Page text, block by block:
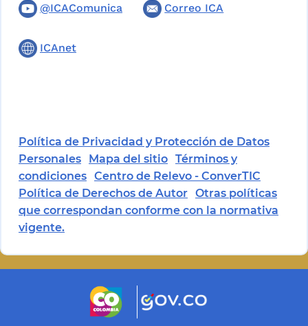
@ICAComunica Correo ICA
ICAnet
Política de Privacidad y Protección de Datos
Personales
Mapa del sitio Términos y
condiciones Centro de Relevo - ConverTIC
Política de Derechos de Autor Otras políticas
que correspondan conforme con la normativa
vigente.